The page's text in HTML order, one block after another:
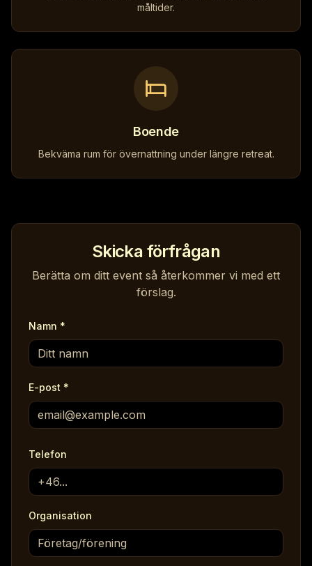
måltider.
Boende
Bekväma rum för övernattning under längre retreat.
Skicka förfrågan
Berätta om ditt event så återkommer vi med ett
förslag.
Namn *
E-post *
Telefon
Organisation